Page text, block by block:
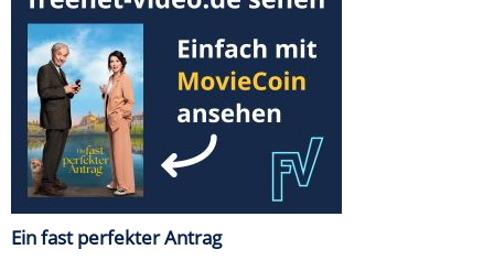
Ein fast perfekter Antrag